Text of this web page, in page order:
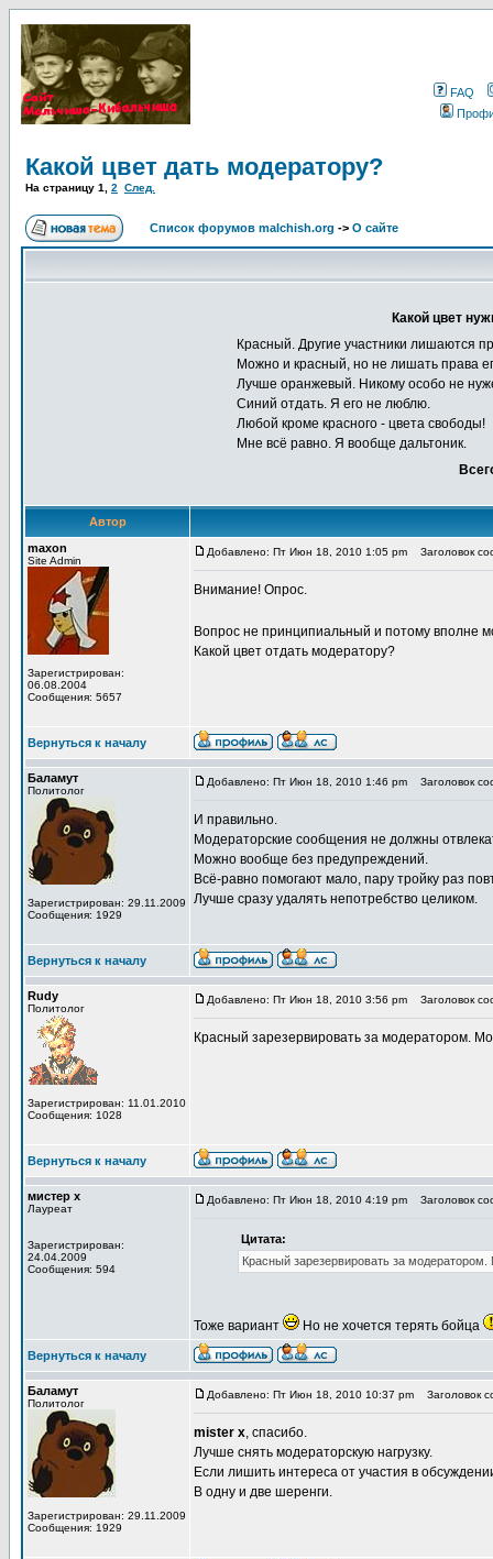
FAQ
Какой цвет дать модератору?
На страницу 1 2 След.
Список форумов malchish.org -> О сайте
Какой цвет
Красный. Другие участники лишаются
Можно и красный, но не лишать права
Лучше оранжевый. Никому особо не
Синий отдать. Я его не люблю.
Любой кроме красного - цвета свободы!
Мне всё равно. Я вообще дальтоник.
Автор
maxon
Site Admin
Зарегистрирован:
06.08.2004
Сообщения: 5657
Добавлено: Пт Июн 18, 2010 1:05 pm Заголовок
Внимание! Опрос.
Вопрос не принципиальный и потому вполне
Какой цвет отдать модератору?
Вернуться к началу
Баламут
Политолог
Зарегистрирован: 29.11.2009
Сообщения: 1929
Добавлено: Пт Июн 18, 2010 1:46 pm Заголовок
И правильно.
Модераторские сообщения не должны
Можно вообще без предупреждений.
Всё-равно помогают мало, пару тройку раз
Лучше сразу удалять непотребство целиком.
Вернуться к началу
Rudy
Политолог
Зарегистрирован: 11.01.2010
Сообщения: 1028
Добавлено: Пт Июн 18, 2010 3:56 pm Заголовок
Красный зарезервировать за модератором.
Вернуться к началу
мистер х
Лауреат
Зарегистрирован:
24.04.2009
Сообщения: 594
Добавлено: Пт Июн 18, 2010 4:19 pm Заголовок
Цитата:
Красный зарезервировать за
Тоже вариант Но не хочется терять бойца
Вернуться к началу
Баламут
Политолог
Зарегистрирован: 29.11.2009
Сообщения: 1929
Добавлено: Пт Июн 18, 2010 10:37 pm Заголовок
mister x, спасибо.
Лучше снять модераторскую нагрузку.
Если лишить интереса от участия в
В одну и две шеренги.